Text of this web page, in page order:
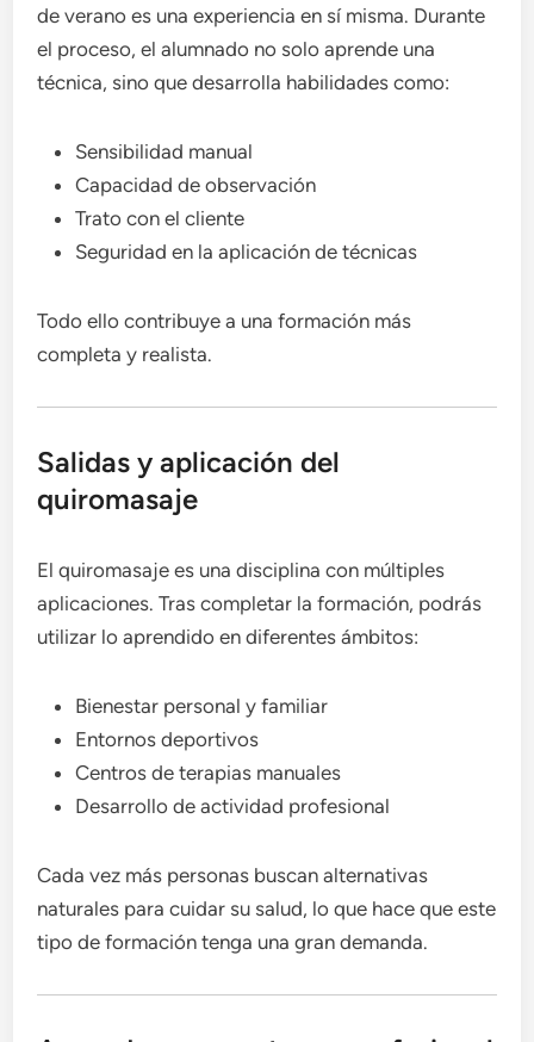
de verano es una experiencia en sí misma. Durante
el proceso, el alumnado no solo aprende una
técnica, sino que desarrolla habilidades como:
Sensibilidad manual
Capacidad de observación
Trato con el cliente
Seguridad en la aplicación de técnicas
Todo ello contribuye a una formación más
completa y realista.
Salidas y aplicación del
quiromasaje
El quiromasaje es una disciplina con múltiples
aplicaciones. Tras completar la formación, podrás
utilizar lo aprendido en diferentes ámbitos:
Bienestar personal y familiar
Entornos deportivos
Centros de terapias manuales
Desarrollo de actividad profesional
Cada vez más personas buscan alternativas
naturales para cuidar su salud, lo que hace que este
tipo de formación tenga una gran demanda.